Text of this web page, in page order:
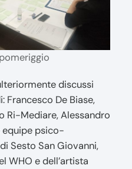
discussi
De Biase,
Ri-Mediare, Alessandro
equipe psico-
Sesto San Giovanni,
WHO e dell’artista